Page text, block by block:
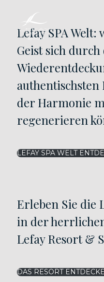
Lefay SPA
Geist sich durch
der Harmonie
regenerieren
LEFAY SPA WELT
Erleben Sie die
in der
Lefay Resort &
DAS RESORT